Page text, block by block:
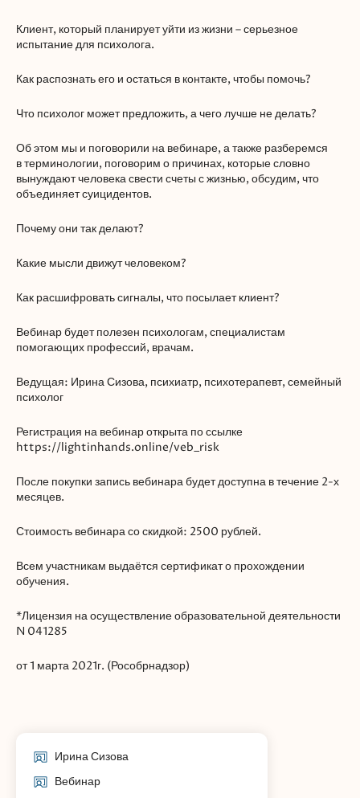
Клиент, который планирует уйти из жизни – серьезное
испытание для психолога.
Как распознать его и остаться в контакте, чтобы помочь?
Что психолог может предложить, а чего лучше не делать?
Об этом мы и поговорили на вебинаре, а также разберемся
в терминологии, поговорим о причинах, которые словно
вынуждают человека свести счеты с жизнью, обсудим, что
объединяет суицидентов.
Почему они так делают?
Какие мысли движут человеком?
Как расшифровать сигналы, что посылает клиент?
Вебинар будет полезен психологам, специалистам
помогающих профессий, врачам.
Ведущая: Ирина Сизова, психиатр, психотерапевт, семейный
психолог
Регистрация на вебинар открыта по ссылке
https://lightinhands.online/veb_risk
После покупки запись вебинара будет доступна в течение 2-х
месяцев.
Стоимость вебинара со скидкой: 2500 рублей.
Всем участникам выдаётся сертификат о прохождении
обучения.
*Лицензия на осуществление образовательной деятельности
N 041285
от 1 марта 2021г. (Рособрнадзор)
Ирина Сизова
Вебинар